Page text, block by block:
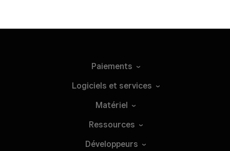
Paiements
Logiciels et services
Matériel
Ressources
Développeurs